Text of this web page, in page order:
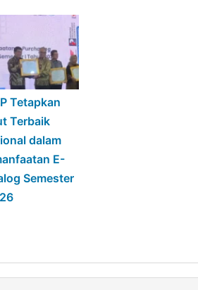
Tetapkan
Terbaik
dalam
E-
Semester